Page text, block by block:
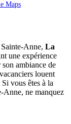
Maps
Anne, La
une expérience
ambiance de
louent
vous êtes à la
Anne, ne manquez